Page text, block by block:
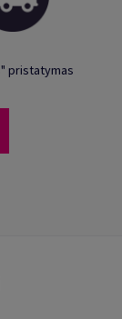
pristatymas